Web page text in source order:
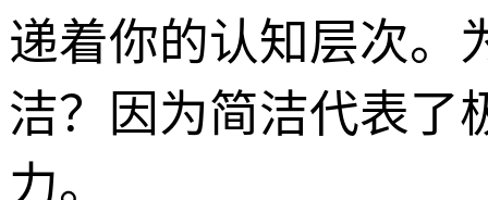
递着你的认知层次。
洁？因为简洁代表了
力。